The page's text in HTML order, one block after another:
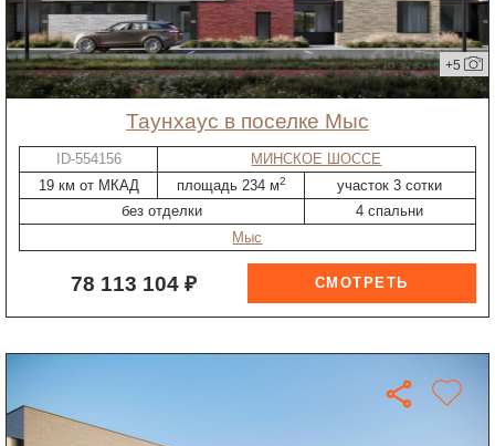
+5
таунхаус в поселке Мыс
ID-554156
МИНСКОЕ ШОССЕ
19 км от МКАД
площадь 234 м2
участок 3 сотки
без отделки
4 спальни
Мыс
78 113 104 ₽